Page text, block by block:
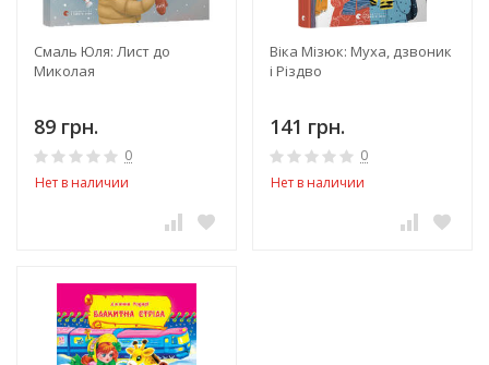
Смаль Юля: Лист до
Миколая
89 грн.
0
Нет в наличии
Віка Мізюк: Муха, дзвоник
і Різдво
141 грн.
0
Нет в наличии